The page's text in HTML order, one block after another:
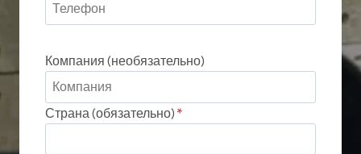
Компания (необязательно)
Страна (обязательно) *